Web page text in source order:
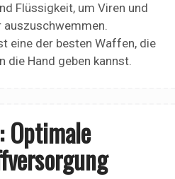
Flüssigkeit, um Viren und
auszuschwemmen.
eine der besten Waffen, die
die Hand geben kannst.
Optimale